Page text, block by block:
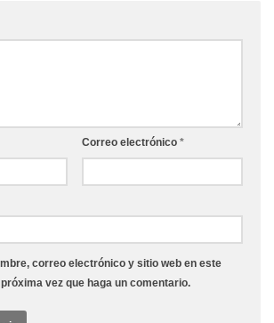
Correo electrónico *
correo electrónico y sitio web en este
vez que haga un comentario.